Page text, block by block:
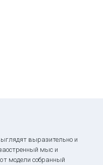
выразительно и
мыс и
модели собранный